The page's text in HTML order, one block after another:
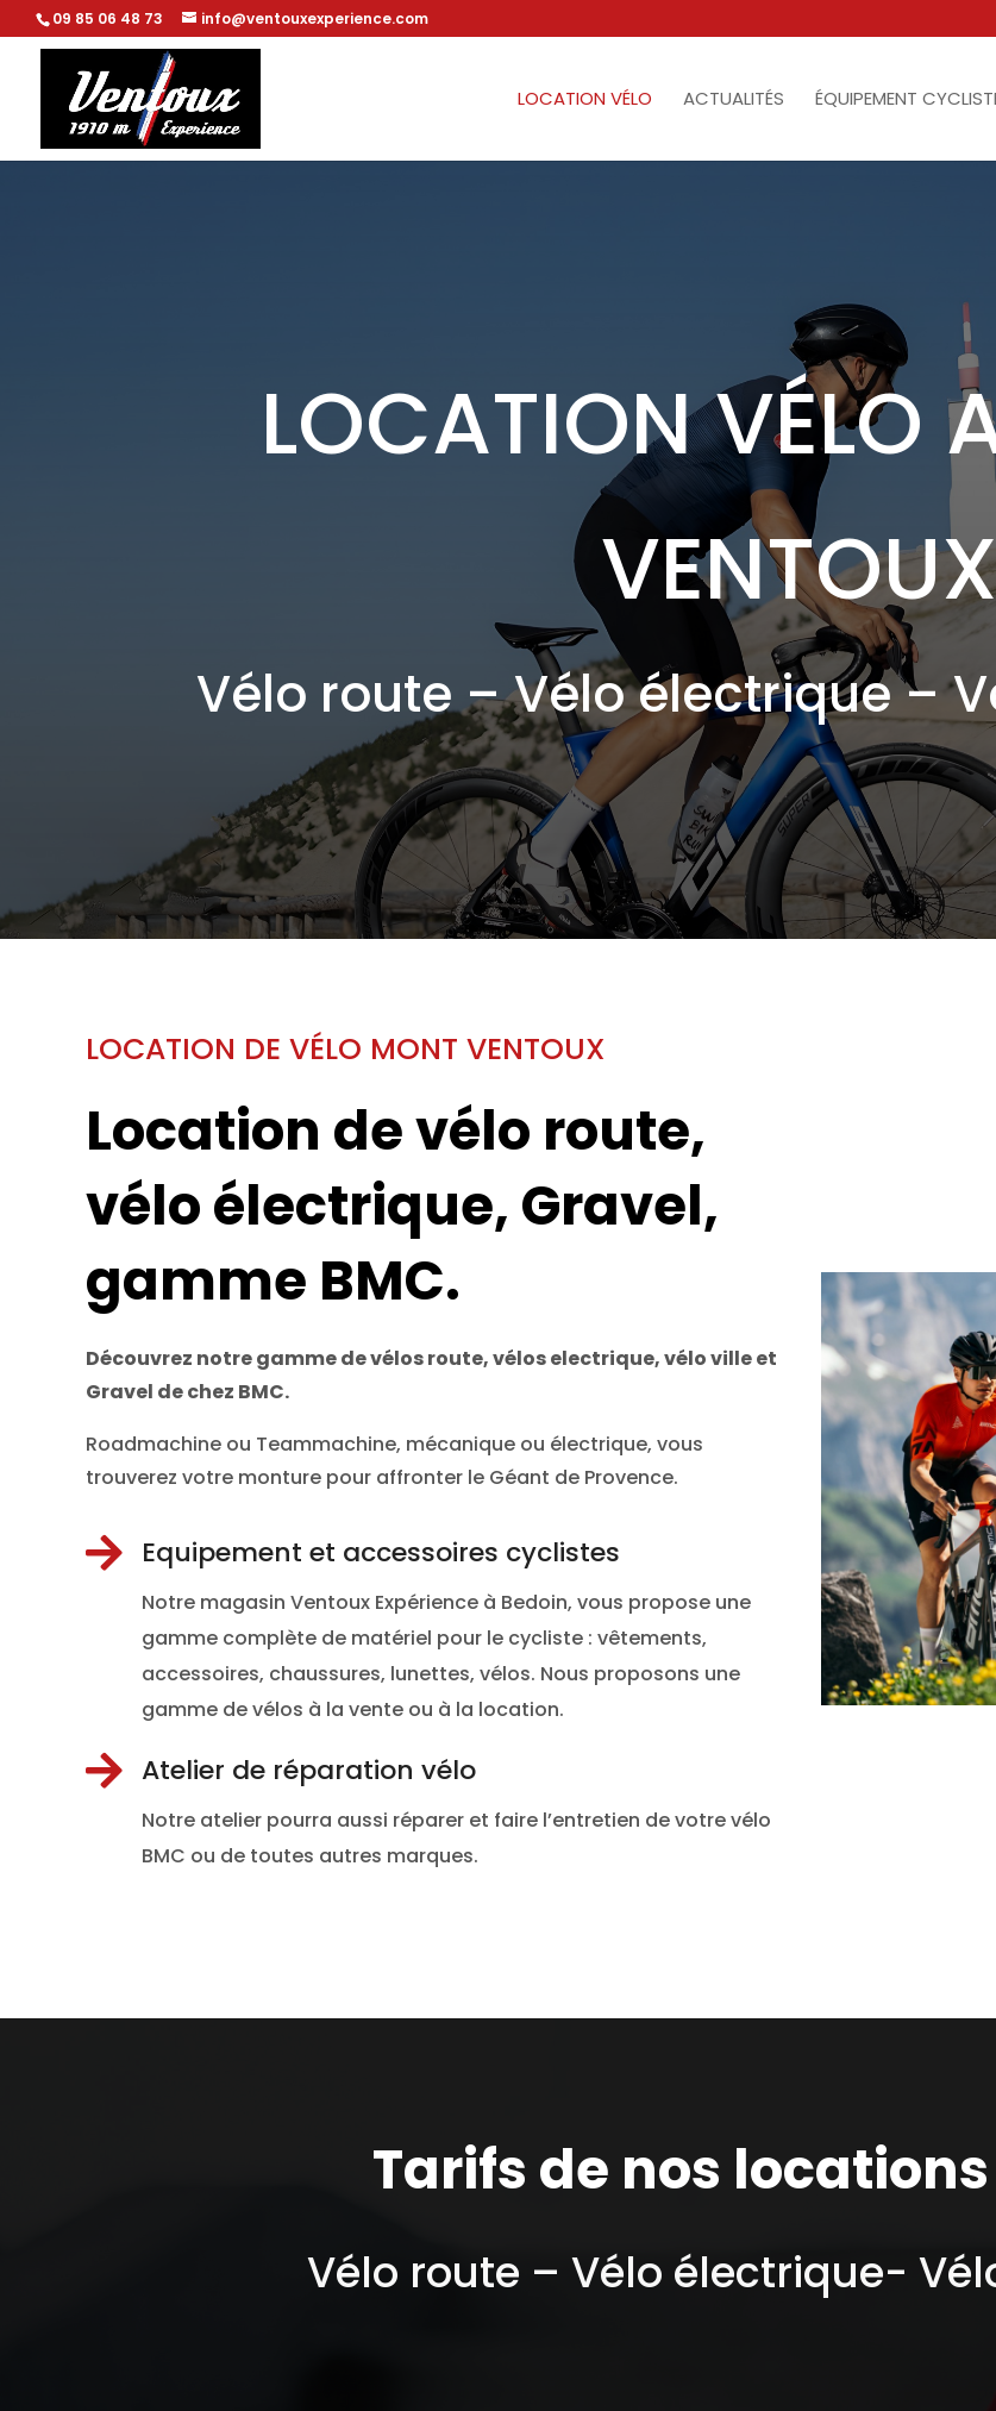
09 85 06 48 73 info@ventouxexperience.com
LOCATION VÉLO ACTUALITÉS ÉQUIPEMENT
LOCATION VÉLO
Vélo route – Vélo électrique –
LOCATION DE VÉLO MONT VENTOUX
Location de vélo route,
vélo électrique, Gravel,
gamme BMC.
Découvrez notre gamme de vélos route, vélos electrique, vélo ville et
Gravel de chez BMC.
Roadmachine ou Teammachine, mécanique ou électrique, vous
trouverez votre monture pour affronter le Géant de Provence.
 Equipement et accessoires cyclistes
Notre magasin Ventoux Expérience à Bedoin, vous propose une
gamme complète de matériel pour le cycliste : vêtements,
accessoires, chaussures, lunettes, vélos. Nous proposons une
gamme de vélos à la vente ou à la location.
 Atelier de réparation vélo
Notre atelier pourra aussi réparer et faire l’entretien de votre vélo
BMC ou de toutes autres marques.
Tarifs de nos
Vélo route – Vélo électrique-